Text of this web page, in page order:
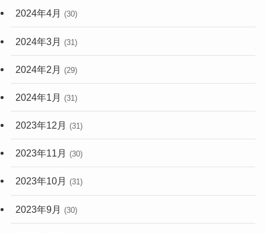
2024年4月 (30)
2024年3月 (31)
2024年2月 (29)
2024年1月 (31)
2023年12月 (31)
2023年11月 (30)
2023年10月 (31)
2023年9月 (30)